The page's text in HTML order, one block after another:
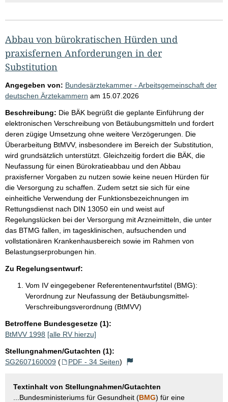
Abbau von bürokratischen Hürden und
praxisfernen Anforderungen in der
Substitution
Angegeben von: Bundesärztekammer - Arbeitsgemeinschaft der
deutschen Ärztekammern am 15.07.2026
Beschreibung: Die BÄK begrüßt die geplante Einführung der
elektronischen Verschreibung von Betäubungsmitteln und fordert
deren zügige Umsetzung ohne weitere Verzögerungen. Die
Überarbeitung BtMVV, insbesondere im Bereich der Substitution,
wird grundsätzlich unterstützt. Gleichzeitig fordert die BÄK, die
Neufassung für einen Bürokratieabbau und den Abbau
praxisferner Vorgaben zu nutzen sowie keine neuen Hürden für
die Versorgung zu schaffen. Zudem setzt sie sich für eine
einheitliche Verwendung der Funktionsbezeichnungen im
Rettungsdienst nach DIN 13050 ein und weist auf
Regelungslücken bei der Versorgung mit Arzneimitteln, die unter
das BTMG fallen, im tagesklinischen, aufsuchenden und
vollstationären Krankenhausbereich sowie im Rahmen von
Belastungserprobungen hin.
Zu Regelungsentwurf:
Vom IV eingegebener Referentenentwurfstitel (BMG):
Verordnung zur Neufassung der Betäubungsmittel-
Verschreibungsverordnung (BtMVV)
Betroffene Bundesgesetze (1):
BtMVV 1998 [alle RV hierzu]
Stellungnahmen/Gutachten (1):
SG2607160009 ( PDF - 34 Seiten)
Textinhalt von Stellungnahmen/Gutachten
...Bundesministeriums für Gesundheit (BMG) für eine